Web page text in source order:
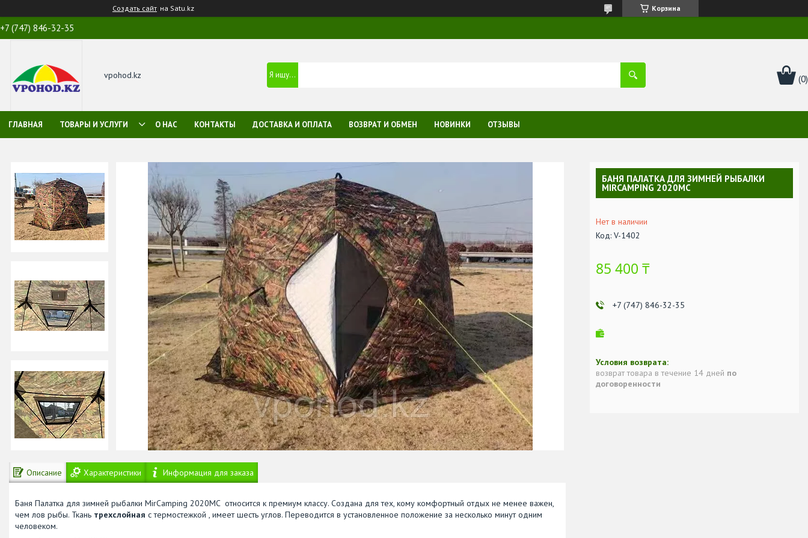
Создать сайт на Satu.kz Корзина
+7 (747) 846-32-35
vpohod.kz
ГЛАВНАЯ ТОВАРЫ И УСЛУГИ О НАС КОНТАКТЫ ДОСТАВКА И ОПЛАТА ВОЗВРАТ И ОБМЕН НОВИНКИ ОТЗЫВЫ
Описание Характеристики Информация для заказа
Баня Палатка для зимней рыбалки MirCamping 2020MC относится к премиум классу. Создана для тех, кому комфортный отдых не менее важен,
чем лов рыбы. Ткань трехслойная с термостежкой , имеет шесть углов. Переводится в установленное положение за несколько минут одним
человеком.
БАНЯ ПАЛАТКА ДЛЯ ЗИМНЕЙ РЫБАЛКИ
MIRCAMPING 2020MC
Нет в наличии
Код: V-1402
85 400 ₸
+7 (747) 846-32-35
возврат товара в течение 14 дней по
договоренности